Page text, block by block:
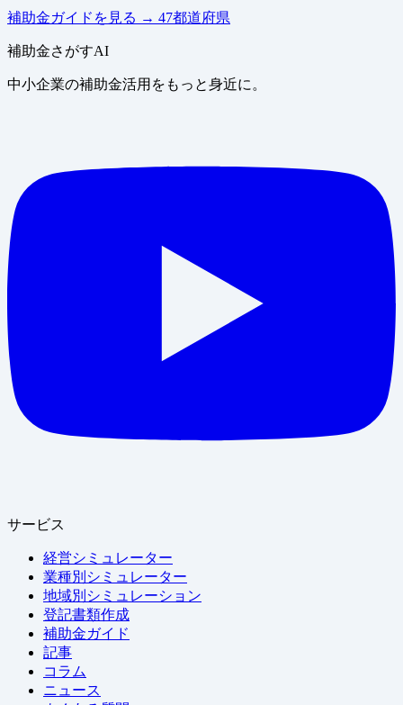
補助金ガイドを見る → 47都道府県
補助金さがすAI
中小企業の補助金活用をもっと身近に。
サービス
経営シミュレーター
業種別シミュレーター
地域別シミュレーション
登記書類作成
補助金ガイド
記事
コラム
ニュース